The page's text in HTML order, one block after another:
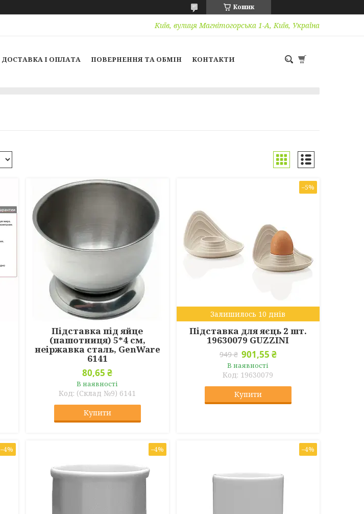
Кошик
Київ, вулиця Магнітогорська 1-А, Київ, Україна
ДОСТАВКА І ОПЛАТА ПОВЕРНЕННЯ ТА ОБМІН КОНТАКТИ
Підставка під яйце
(пашотниця) 5*4 см,
неіржавка сталь, GenWare
6141
80,65 ₴
В наявності
(Склад №9) 6141
Купити
–5%
Залишилось 10 днів
Підставка для яєць 2 шт.
19630079 GUZZINI
949 ₴ 901,55 ₴
В наявності
19630079
Купити
–4% –4% –4%